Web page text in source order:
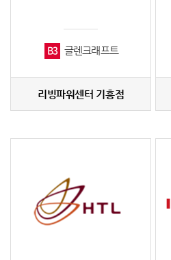
B3 글렌크래프트
리빙파워센터 기흥점